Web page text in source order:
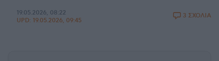
19.05.2026, 08:22
UPD: 19.05.2026, 09:45
3 ΣΧΟΛΙΑ